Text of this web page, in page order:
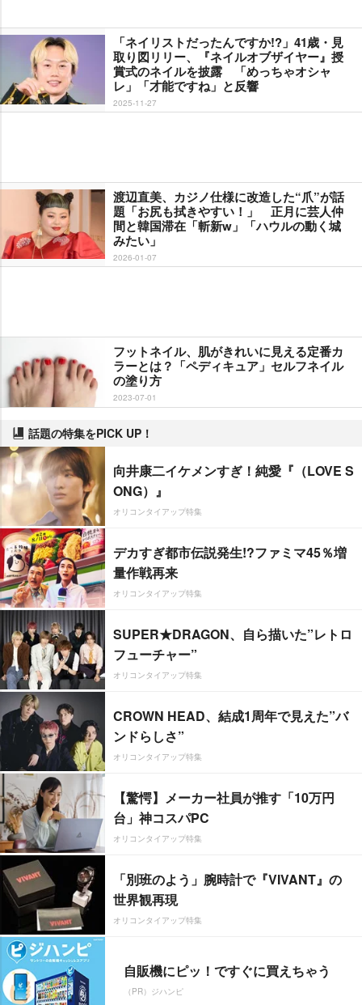
「ネイリストだったんですか!?」41歳・見
取り図リリー、『ネイルオブザイヤー』授
賞式のネイルを披露 「めっちゃオシャ
レ」「才能ですね」と反響
2025-11-27
渡辺直美、カジノ仕様に改造した“爪”が話
題「お尻も拭きやすい！」 正月に芸人仲
間と韓国滞在「斬新w」「ハウルの動く城
みたい」
2026-01-07
フットネイル、肌がきれいに見える定番カ
ラーとは？「ペディキュア」セルフネイル
の塗り方
2023-07-01
話題の特集をPICK UP！
向井康二イケメンすぎ！純愛『（LOVE S
ONG）』
オリコンタイアップ特集
デカすぎ都市伝説発生!?ファミマ45％増
量作戦再来
オリコンタイアップ特集
SUPER★DRAGON、自ら描いた”レトロ
フューチャー”
オリコンタイアップ特集
CROWN HEAD、結成1周年で見えた”バ
ンドらしさ”
オリコンタイアップ特集
【驚愕】メーカー社員が推す「10万円
台」神コスパPC
オリコンタイアップ特集
「別班のよう」腕時計で『VIVANT』の
世界観再現
オリコンタイアップ特集
自販機にピッ！ですぐに買えちゃう
（PR）ジハンピ